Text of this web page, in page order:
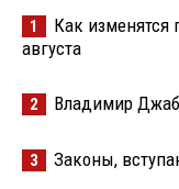
1
Как изменятся
августа
2 Владимир
3 Законы,